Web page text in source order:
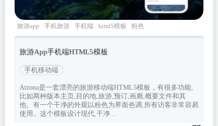
旅游app 手机旅游 手机端 html5模板 粉色
旅游App手机端HTML5模板
手机移动端
Atzona是一套漂亮的旅游移动端HTML5模板，有很多功能,
比如两种版本主页,目的地,旅游,预订,画廊,概要文件和其
他。有一个干净的外观以粉色为界面色调,所有访客非常容易
使用。这个模板设计现代,干净...